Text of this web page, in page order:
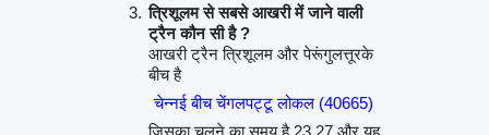
त्रिशूलम से सबसे आखरी में जाने वाली
ट्रैन कौन सी है ?
आखरी ट्रैन त्रिशूलम और पेरूंगुलत्तूरके
बीच है
चेन्नई बीच चेंगलपट्टू लोकल (40665)
जिसका चलने का समय है 23.27 और यह